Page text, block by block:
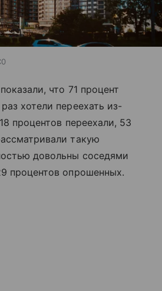
что 71 процент
хотели переехать из-
процентов переехали, 53
такую
довольны соседями
процентов опрошенных.